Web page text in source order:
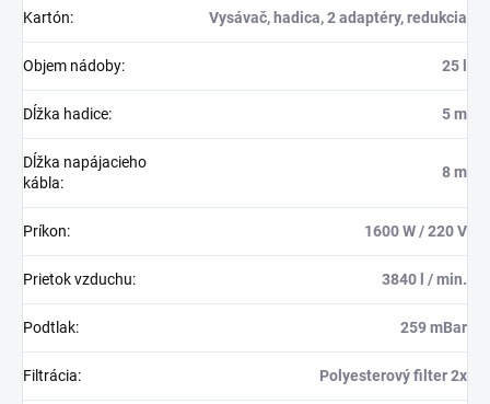
Kartón: Vysávač, hadica, 2 adaptéry, redukcia
Objem nádoby: 25 l
Dĺžka hadice: 5 m
Dĺžka napájacieho
kábla:
8 m
Príkon: 1600 W / 220 V
Prietok vzduchu: 3840 l / min.
Podtlak: 259 mBar
Filtrácia: Polyesterový filter 2x